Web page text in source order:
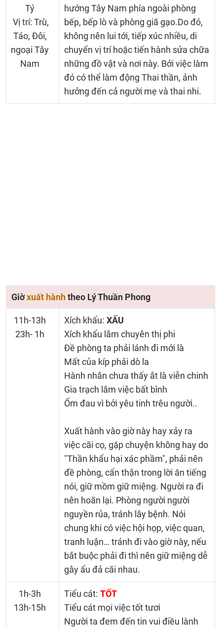
Tý
Vị trí: Trù,
Táo, Đôi,
ngoại Tây
Nam
hướng Tây Nam phía ngoài phòng
bếp, bếp lò và phòng giã gạo.Do đó,
không nên lui tới, tiếp xúc nhiều, di
chuyển vị trí hoặc tiến hành sửa chữa
những đồ vật và nơi này. Bởi việc làm
đó có thể làm động Thai thần, ảnh
hưởng đến cả người mẹ và thai nhi.
Giờxuất hànhtheo Lý Thuần Phong
11h-13h
23h- 1h
Xích khẩu: XẤU
Xích khẩu lắm chuyên thị phi
Đề phòng ta phải lánh đi mới là
Mất của kíp phải dò la
Hành nhân chưa thấy ắt là viễn chinh
Gia trạch lắm việc bất bình
Ốm đau vì bởi yêu tinh trêu người..
Xuất hành vào giờ này hay xảy ra
việc cãi cọ, gặp chuyện không hay do
"Thần khẩu hại xác phầm", phải nên
đề phòng, cẩn thận trong lời ăn tiếng
nói, giữ mồm giữ miệng. Người ra đi
nên hoãn lại. Phòng người người
nguyền rủa, tránh lây bệnh. Nói
chung khi có việc hội họp, việc quan,
tranh luận… tránh đi vào giờ này, nếu
bắt buộc phải đi thì nên giữ miệng dễ
gây ẩu đả cãi nhau.
1h-3h
13h-15h
Tiểu cát: TỐT
Tiểu cát mọi việc tốt tươi
Người ta đem đến tin vui điều lành